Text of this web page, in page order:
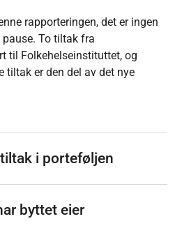
rapporteringen, det er ingen
To tiltak fra
til Folkehelseinstituttet, og
tiltak er den del av det nye
i porteføljen
byttet eier